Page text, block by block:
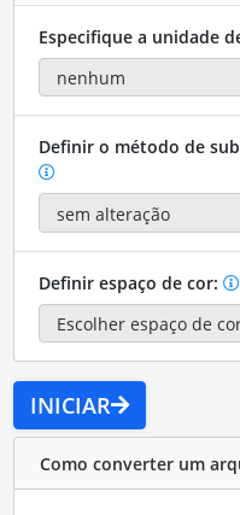
Especifique a unidade
Definir o método de
Definir espaço de cor:
INICIAR
Como converter um